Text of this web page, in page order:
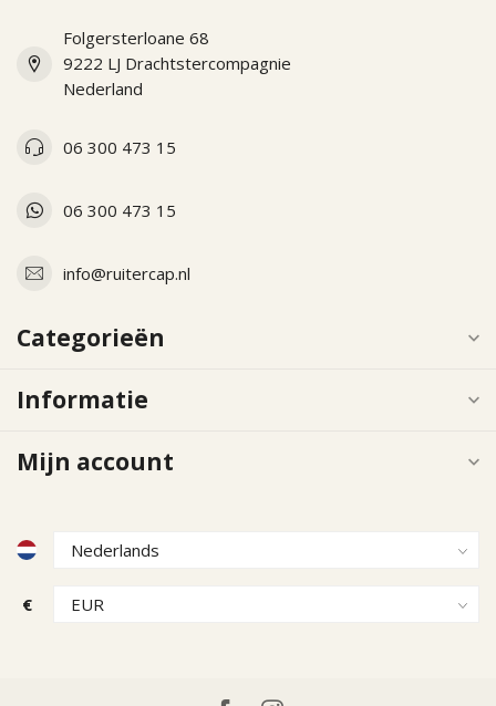
Folgersterloane 68
9222 LJ Drachtstercompagnie
Nederland
06 300 473 15
06 300 473 15
info@ruitercap.nl
Categorieën
Informatie
Mijn account
€